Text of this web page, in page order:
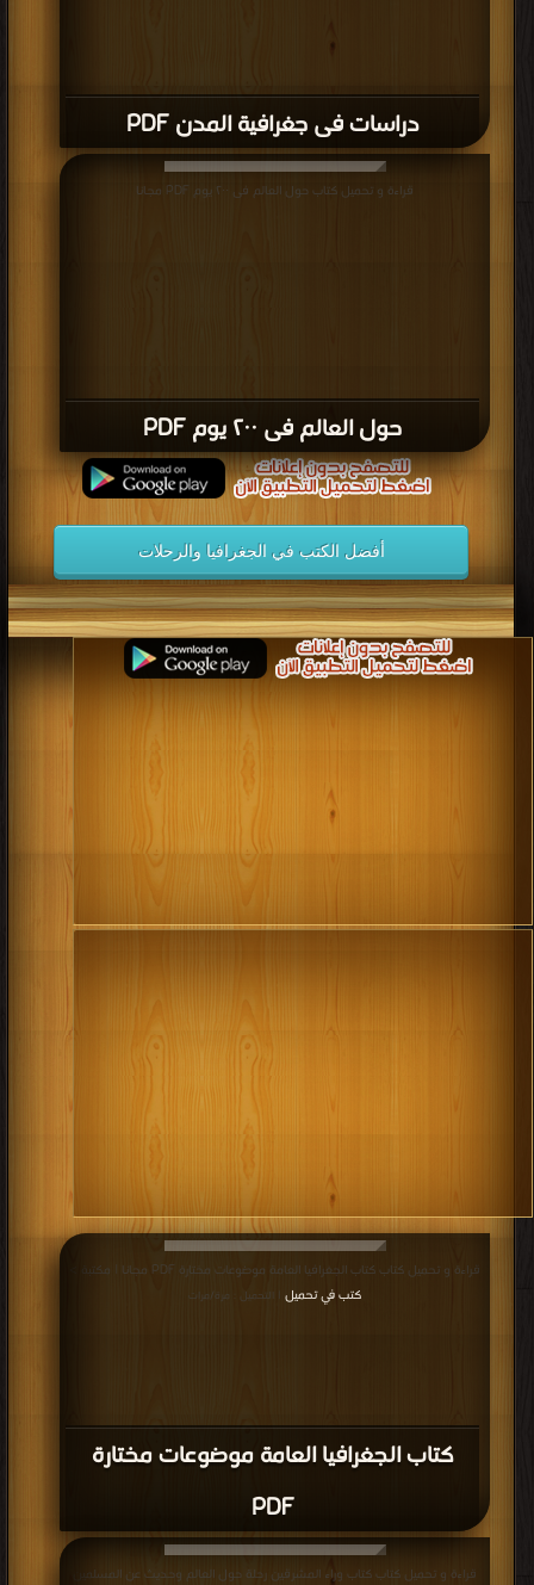
دراسات فى جغرافية المدن PDF
حول العالم فى ٢٠٠ يوم PDF
قراءة و تحميل كتاب حول العالم فى ٢٠٠ يوم PDF مجانا
أفضل الكتب في الجغرافيا والرحلات
كتاب الجغرافيا العامة موضوعات مختارة
PDF
قراءة و تحميل كتاب كتاب الجغرافيا العامة موضوعات مختارة PDF مجانا | مكتبة >
كتب في تحميل
| التحميل : مرة/مرات
قراءة و تحميل كتاب كتاب وراء المشرقين رحلة حول العالم وحديث عن المسلمين